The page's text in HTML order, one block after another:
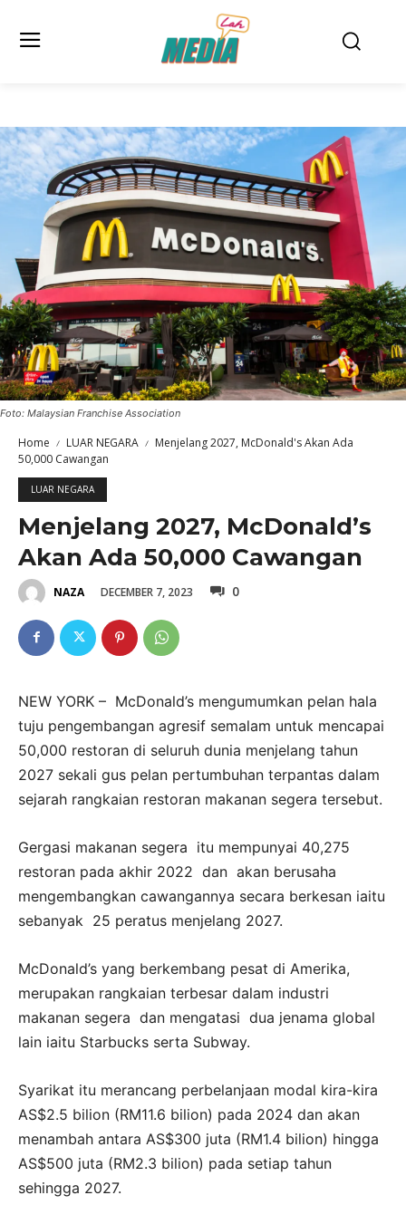
Foto: Malaysian Franchise Association
Home LUAR NEGARA
Menjelang 2027, McDonald's Akan Ada
50,000 Cawangan
LUAR NEGARA
Menjelang 2027, McDonald’s
Akan Ada 50,000 Cawangan
NAZA DECEMBER 7, 2023 0
NEW YORK – McDonald’s mengumumkan pelan hala
tuju pengembangan agresif semalam untuk mencapai
50,000 restoran di seluruh dunia menjelang tahun
2027 sekali gus pelan pertumbuhan terpantas dalam
sejarah rangkaian restoran makanan segera tersebut.
Gergasi makanan segera itu mempunyai 40,275
restoran pada akhir 2022 dan akan berusaha
mengembangkan cawangannya secara berkesan iaitu
sebanyak 25 peratus menjelang 2027.
McDonald’s yang berkembang pesat di Amerika,
merupakan rangkaian terbesar dalam industri
makanan segera dan mengatasi dua jenama global
lain iaitu Starbucks serta Subway.
Syarikat itu merancang perbelanjaan modal kira-kira
AS$2.5 bilion (RM11.6 bilion) pada 2024 dan akan
menambah antara AS$300 juta (RM1.4 bilion) hingga
AS$500 juta (RM2.3 bilion) pada setiap tahun
sehingga 2027.